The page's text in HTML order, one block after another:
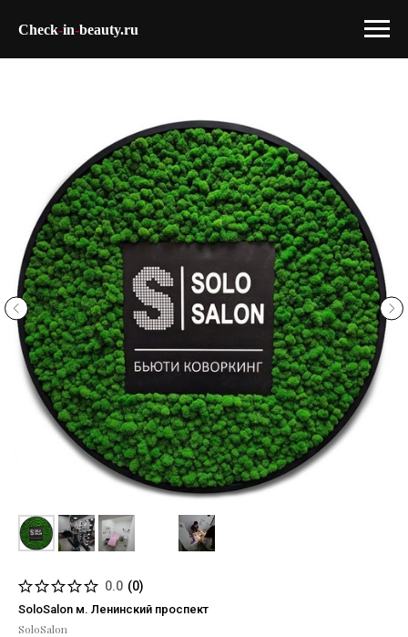
Check-in-beauty.ru
0.0 (0)
SoloSalon м. Ленинский проспект
SoloSalon